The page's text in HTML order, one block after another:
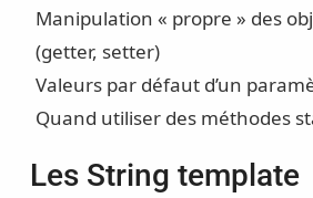
Manipulation « propre » des
(getter, setter)
Valeurs par défaut d’un
Quand utiliser des méthodes
Les String template